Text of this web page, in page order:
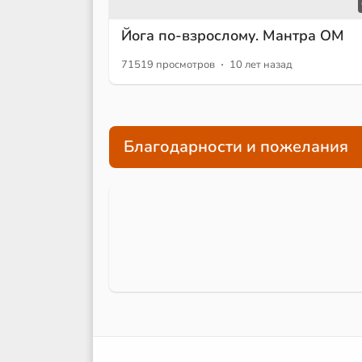
Йога по-взрослому. Мантра ОМ
71519 просмотров · 10 лет назад
Благодарности и пожелания